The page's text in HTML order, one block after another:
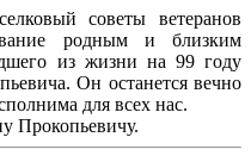
советы ветеранов
родным и близким
из жизни на 99 году
Он останется вечно
для всех нас.
Прокопьевичу.